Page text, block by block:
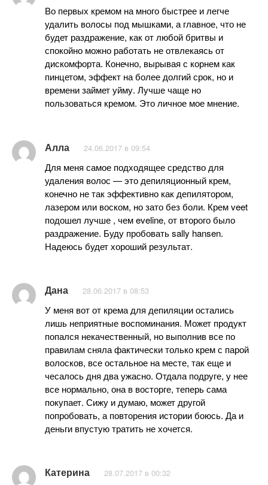
Во первых кремом на много быстрее и легче
удалить волосы под мышками, а главное, что не
будет раздражение, как от любой бритвы и
спокойно можно работать не отвлекаясь от
дискомфорта. Конечно, вырывая с корнем как
пинцетом, эффект на более долгий срок, но и
времени займет уйму. Лучше чаще но
пользоваться кремом. Это личное мое мнение.
Алла 24.06.2017 в 09:54
Для меня самое подходящее средство для
удаления волос — это депиляционный крем,
конечно не так эффективно как депилятором,
лазером или воском, но зато без боли. Крем veet
подошел лучше , чем eveline, от второго было
раздражение. Буду пробовать sally hansen.
Надеюсь будет хороший результат.
Дана 28.06.2017 в 08:53
У меня вот от крема для депиляции остались
лишь неприятные воспоминания. Может продукт
попался некачественный, но выполнив все по
правилам сняла фактически только крем с парой
волосков, все остальное на месте, так еще и
чесалось дня два ужасно. Отдала подруге, у нее
все нормально, она в восторге, теперь сама
покупает. Сижу и думаю, может другой
попробовать, а повторения истории боюсь. Да и
деньги впустую тратить не хочется.
Катерина 28.07.2017 в 00:32